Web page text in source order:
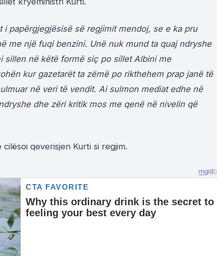
i papërgjegjësisë së regjimit mendoj, se e ka pru
me një fuqi benzini. Unë nuk mund ta quaj ndryshe
sillen në këtë formë siç po sillet Albini me
kur gazetarët ta zëmë po rikthehem prap janë të
në veri të vendit. Ai sulmon mediat edhe në
dhe zëri kritik mos me qenë në nivelin që
qeverisjen Kurti si regjim.